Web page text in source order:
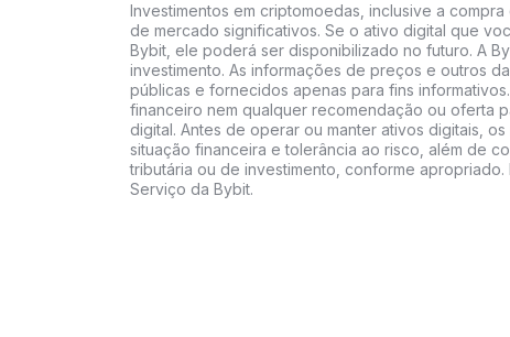
Investimentos em criptomoedas, inclusive a
de mercado significativos. Se o ativo digital que
Bybit, ele poderá ser disponibilizado no futuro. A
investimento. As informações de preços e outros
públicas e fornecidos apenas para fins
financeiro nem qualquer recomendação ou oferta
digital. Antes de operar ou manter ativos digitais,
situação financeira e tolerância ao risco, além de
tributária ou de investimento, conforme
Serviço da Bybit.